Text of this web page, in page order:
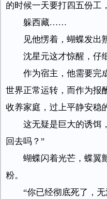
的时候一天要打四五份工
躲西藏……
见他愣着，蝴蝶发出
沈星元这才惊醒，仔
作为宿主，他需要完
世界正常运转，而作为报
收养家庭，过上平静安稳
这无疑是巨大的诱饵
回去吗？”
蝴蝶闪着光芒，蝶翼
粉。
“你已经彻底死了，